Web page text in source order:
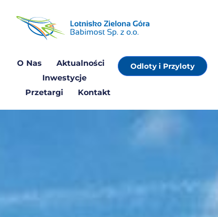
O Nas
Aktualności
Inwestycje
Przetargi
Kontakt
Odloty i Przyloty